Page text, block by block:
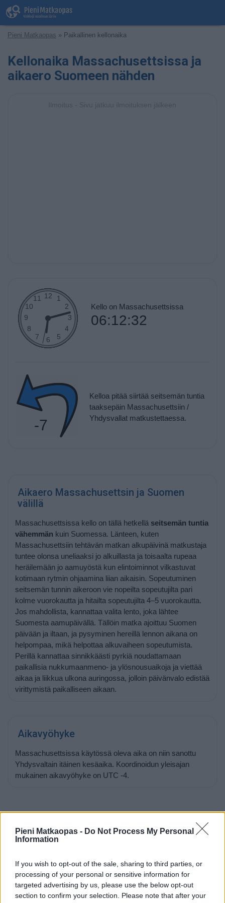
Pieni Matkaopas - Do Not Process My Personal
Information
If you wish to opt-out of the sale, sharing to third parties, or
processing of your personal or sensitive information for
targeted advertising by us, please use the below opt-out
section to confirm your selection. Please note that after your
Pieni Matkaopas » Paikallinen kellonaika
Kellonaika Massachusettsissa ja
aikaero Suomeen nähden
Kello on Massachusettsissa
06:12:32
-7
Kelloa pitää siirtää seitsemän tuntia
taaksepäin Massachusettsiin /
Yhdysvallat matkustettaessa.
Aikaero Massachusettsin ja Suomen
välillä
Massachusettsissa kello on tällä hetkellä seitsemän tuntia
vähemmän kuin Suomessa. Länteen, kuten
Massachusettsiin tehtävän matkan alkupäivinä matkustaja
tuntee olonsa uneliaaksi jo alkuillasta ja toisaalta rupeaa
heräilemään jo aamuyöstä kun elintoiminnot vilkastuvat
kotimaan rytmin ohjaamina liian aikaisin. Sopeutuminen
seitsemän tunnin aikeroon vie nopeilta sopeutujilta pari
kolme vuorokautta ja hitailta sopeutujilta 4–5 vuorokautta.
Jos mahdollista, kannattaa valita lento, joka lähtee
Suomesta aamupäivällä. Tällöin matka ajoittuu Suomen
päivään ja iltaan, ja pysyminen hereillä lennon aikana on
helpompaa, mikä helpottaa alkuvaiheen sopeutumista.
Perillä kannattaa sinnikkäästi pyrkiä noudattamaan
paikallisia nukkumaanmeno- ja ylösnousuaikoja ja viettää
aikaa ja liikkua ulkona auringossa, jolloin päivänvalo edistää
virittymistä paikalliseen aikaan.
Aikavyöhyke
Massachusettsissa käytössä oleva aika on niin sanottu
Yhdysvaltain itäinen kesäaika. Koordinoidun yleisajan
mukainen aikavyöhyke on UTC -4.
Auringonnousu ja -lasku 9.8.2026
laskee kello19:56. Nouseva aurinko alkaa siintää
horisontissa suunnassa 68 astetta (itä) ja laskeva aurinko
painuu mailleen horisonttiin suunnassa 292 astetta (länsi).